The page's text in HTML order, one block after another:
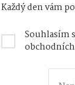
Každý den vám
Souhlasím